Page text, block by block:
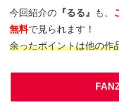
今回紹介の 『るる』 も、
無料で見られます！
余ったポイントは他の作